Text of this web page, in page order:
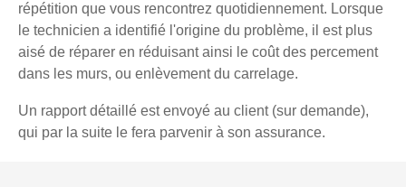
répétition que vous rencontrez quotidiennement. Lorsque
le technicien a identifié l'origine du problème, il est plus
aisé de réparer en réduisant ainsi le coût des percement
dans les murs, ou enlèvement du carrelage.
Un rapport détaillé est envoyé au client (sur demande),
qui par la suite le fera parvenir à son assurance.